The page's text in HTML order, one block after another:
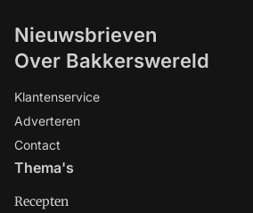
Nieuwsbrieven
Over Bakkerswereld
Klantenservice
Adverteren
Contact
Thema's
Recepten